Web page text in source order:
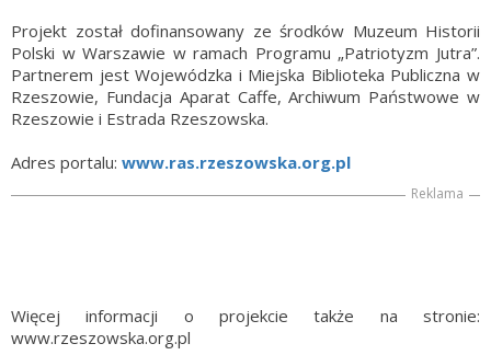
Projekt został dofinansowany ze środków Muzeum Historii
Polski w Warszawie w ramach Programu „Patriotyzm Jutra”.
Partnerem jest Wojewódzka i Miejska Biblioteka Publiczna w
Rzeszowie, Fundacja Aparat Caffe, Archiwum Państwowe w
Rzeszowie i Estrada Rzeszowska.
Adres portalu: www.ras.rzeszowska.org.pl
Reklama
Więcej informacji o projekcie także na stronie:
www.rzeszowska.org.pl